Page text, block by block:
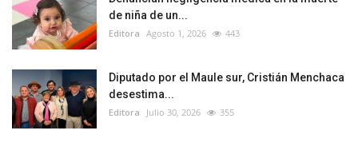
de niña de un...
Editora Agosto 1, 2026 443
Diputado por el Maule sur, Cristián Menchaca
desestima...
Editora Julio 30, 2026 355